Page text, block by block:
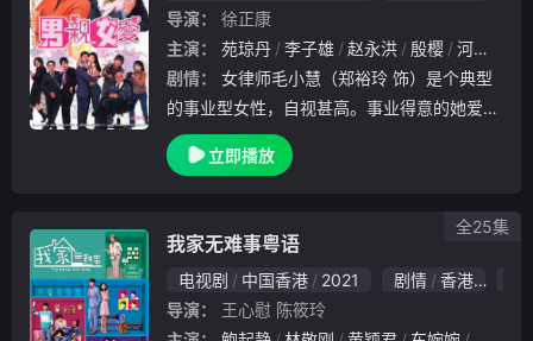
导演：
徐正康
主演：
苑琼丹 李子雄 赵永洪 殷樱 河国荣
剧情：
的事业型女性，自视甚高。事业得意的她爱情
却是一片空白，寂寞的她万分期待爱情的来临
。旅行归来后她看到公司发生了极大的变化，
立即播放
我家无难事粤语
电视剧 中国香港 2021 剧情 香港
导演：
王心慰 陈筱玲
全25集